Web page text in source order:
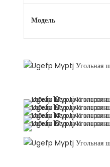
Модель